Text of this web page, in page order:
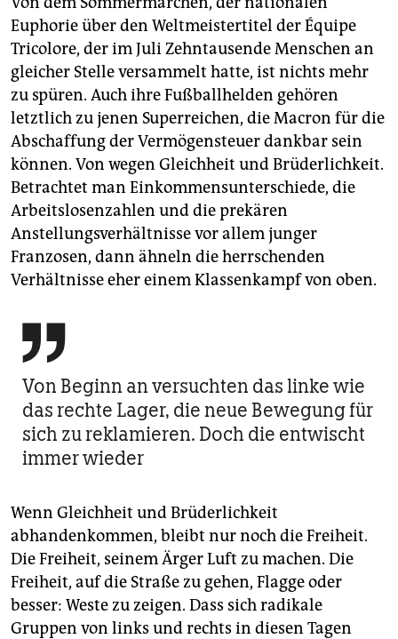
Euphorie über den Weltmeistertitel der Équipe
Tricolore, der im Juli Zehntausende Menschen an
gleicher Stelle versammelt hatte, ist nichts mehr
zu spüren. Auch ihre Fußballhelden gehören
letztlich zu jenen Superreichen, die Macron für die
Abschaffung der Vermögensteuer dankbar sein
können. Von wegen Gleichheit und Brüderlichkeit.
Betrachtet man Einkommensunterschiede, die
Arbeitslosenzahlen und die prekären
Anstellungsverhältnisse vor allem junger
Franzosen, dann ähneln die herrschenden
Verhältnisse eher einem Klassenkampf von oben.

Von Beginn an versuchten das linke wie
das rechte Lager, die neue Bewegung für
sich zu reklamieren. Doch die entwischt
immer wieder
Wenn Gleichheit und Brüderlichkeit
abhandenkommen, bleibt nur noch die Freiheit.
Die Freiheit, seinem Ärger Luft zu machen. Die
Freiheit, auf die Straße zu gehen, Flagge oder
besser: Weste zu zeigen. Dass sich radikale
Gruppen von links und rechts in diesen Tagen